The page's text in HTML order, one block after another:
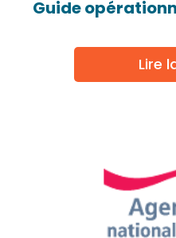
Guide
Lire